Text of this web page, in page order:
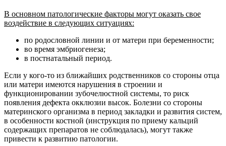
В основном патологические факторы могут оказать свое
воздействие в следующих ситуациях:
по родословной линии и от матери при беременности;
во время эмбриогенеза;
в постнатальный период.
Если у кого-то из ближайших родственников со стороны отца
или матери имеются нарушения в строении и
функционировании зубочелюстной системы, то риск
появления дефекта окклюзии высок. Болезни со стороны
материнского организма в период закладки и развития систем,
в особенности костной (инструкция по приему кальций
содержащих препаратов не соблюдалась), могут также
привести к развитию патологии.